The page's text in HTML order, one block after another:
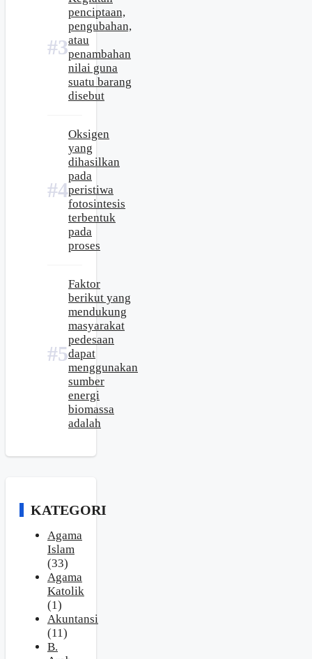
penciptaan,
pengubahan,
atau
penambahan
nilai guna
suatu barang
disebut
Oksigen
yang
dihasilkan
pada
peristiwa
fotosintesis
terbentuk
pada
proses
Faktor
berikut yang
mendukung
masyarakat
pedesaan
dapat
menggunakan
sumber
energi
biomassa
adalah
KATEGORI
Agama
Islam
(33)
Agama
Katolik
(1)
Akuntansi
(11)
B.